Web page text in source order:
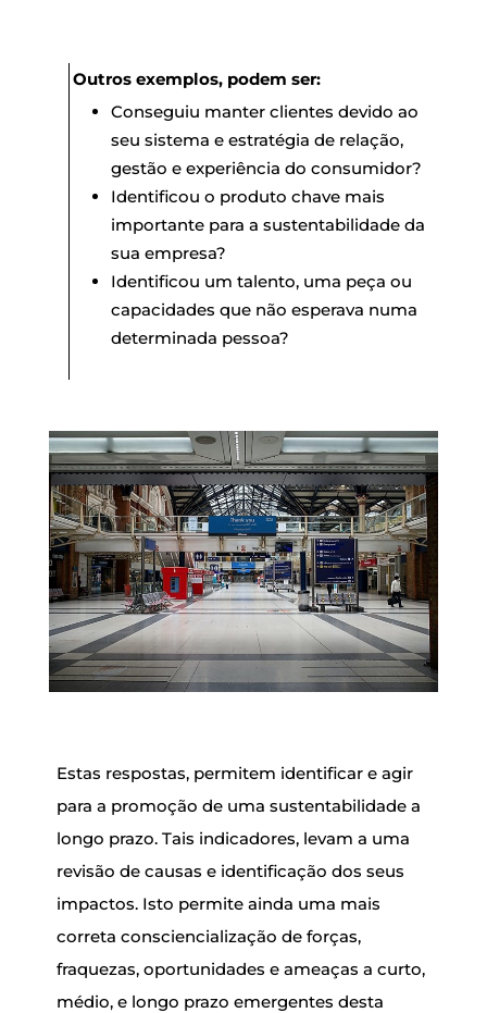
Outros exemplos, podem ser:
Conseguiu manter clientes devido ao
seu sistema e estratégia de relação,
gestão e experiência do consumidor?
Identificou o produto chave mais
importante para a sustentabilidade da
sua empresa?
Identificou um talento, uma peça ou
capacidades que não esperava numa
determinada pessoa?
Estas respostas, permitem identificar e agir
para a promoção de uma sustentabilidade a
longo prazo. Tais indicadores, levam a uma
revisão de causas e identificação dos seus
impactos. Isto permite ainda uma mais
correta consciencialização de forças,
fraquezas, oportunidades e ameaças a curto,
médio, e longo prazo emergentes desta